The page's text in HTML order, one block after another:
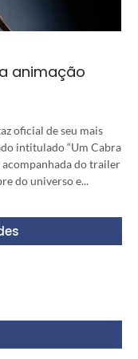
animação
oficial de seu mais
intitulado “Um Cabra
acompanhada do trailer
do universo e...